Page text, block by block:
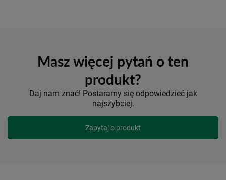
Masz więcej pytań o ten
produkt?
Daj nam znać! Postaramy się odpowiedzieć jak
najszybciej.
Zapytaj o produkt